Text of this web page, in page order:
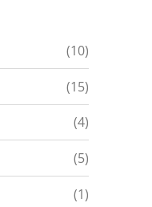
(10)
(15)
(4)
(5)
(1)